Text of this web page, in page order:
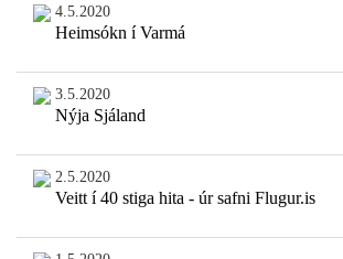
4.5.2020
Heimsókn í Varmá
3.5.2020
Nýja Sjáland
2.5.2020
Veitt í 40 stiga hita - úr safni Flugur.is